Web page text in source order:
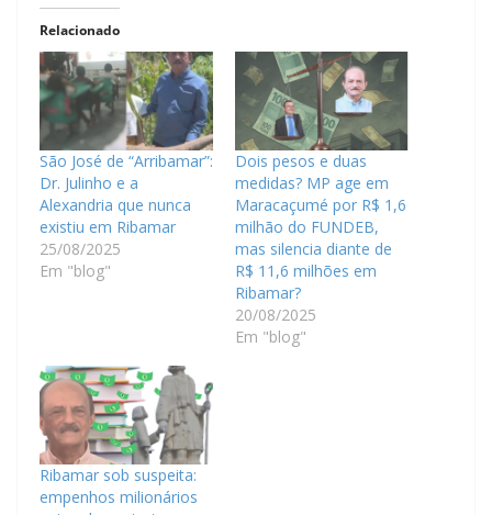
Relacionado
São José de “Arribamar”:
Dr. Julinho e a
Alexandria que nunca
existiu em Ribamar
25/08/2025
Em "blog"
Dois pesos e duas
medidas? MP age em
Maracaçumé por R$ 1,6
milhão do FUNDEB,
mas silencia diante de
R$ 11,6 milhões em
Ribamar?
20/08/2025
Em "blog"
Ribamar sob suspeita:
empenhos milionários